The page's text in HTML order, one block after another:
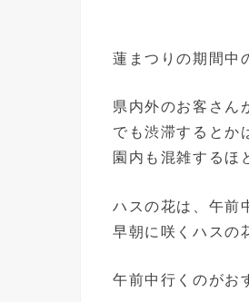
蓮まつりの期間中
県内外のお客さん
でも渋滞するとか
園内も混雑するほ
ハスの花は、午前
早朝に咲くハスの
午前中行くのがお